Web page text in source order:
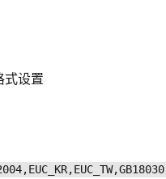
式设置